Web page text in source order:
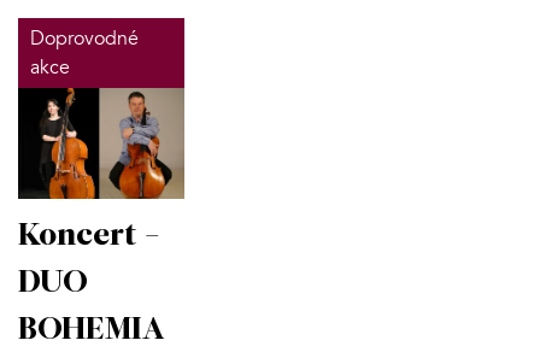
Doprovodné
akce
Koncert -
DUO
BOHEMIA